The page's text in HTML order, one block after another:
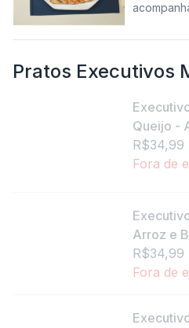
Pratos Executivos
Queijo -
R$34,99
Fora de
Arroz e
R$34,99
Fora de